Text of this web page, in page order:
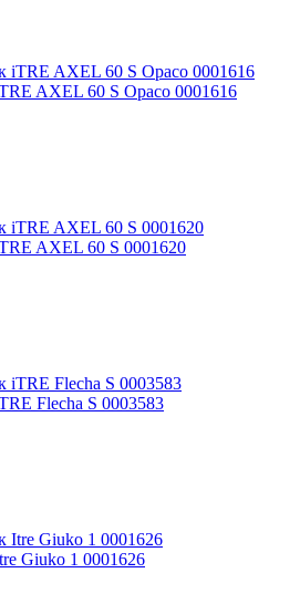
AXEL 60 S Opaco 0001616
AXEL 60 S 0001620
Flecha S 0003583
Giuko 1 0001626